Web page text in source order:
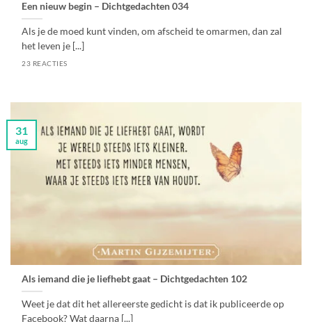
Een nieuw begin – Dichtgedachten 034
Als je de moed kunt vinden, om afscheid te omarmen, dan zal
het leven je [...]
23 REACTIES
Als iemand die je liefhebt gaat – Dichtgedachten 102
Weet je dat dit het allereerste gedicht is dat ik publiceerde op
Facebook? Wat daarna [...]
31
aug